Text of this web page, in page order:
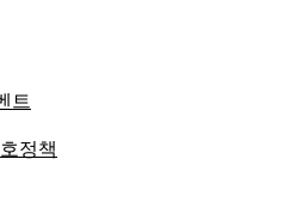
트
정책